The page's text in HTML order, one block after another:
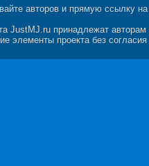
авторов и прямую ссылку на
JustMJ.ru принадлежат авторам
элементы проекта без согласия